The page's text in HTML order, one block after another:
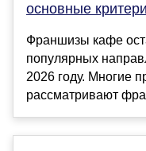
основные
Франшизы кафе
популярных
2026 году. Многие
рассматривают